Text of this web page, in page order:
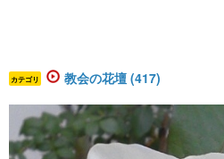
カテゴリ 教会の花壇 (417)